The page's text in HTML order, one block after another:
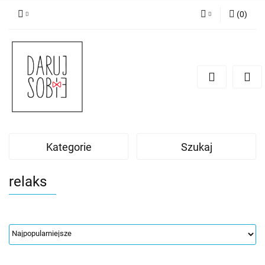
Dodaj zgłoszenie
(0)
Kategorie Szukaj
relaks